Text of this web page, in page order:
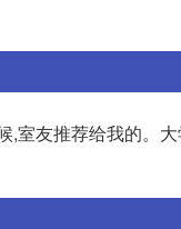
,室友推荐给我的。